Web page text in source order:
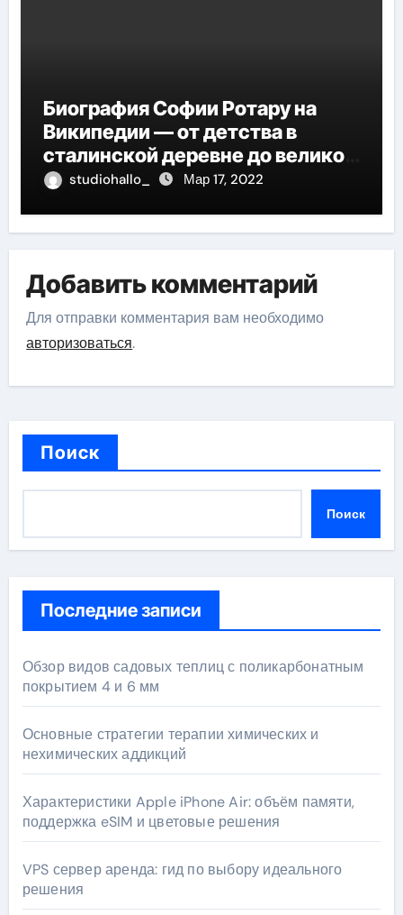
Биография Софии Ротару на
Википедии — от детства в
сталинской деревне до великой
карьеры и яркой личной жизни
studiohallo_ Мар 17, 2022
Добавить комментарий
Для отправки комментария вам необходимо
авторизоваться.
Поиск
Поиск
Последние записи
Обзор видов садовых теплиц с поликарбонатным
покрытием 4 и 6 мм
Основные стратегии терапии химических и
нехимических аддикций
Характеристики Apple iPhone Air: объём памяти,
поддержка eSIM и цветовые решения
VPS сервер аренда: гид по выбору идеального
решения